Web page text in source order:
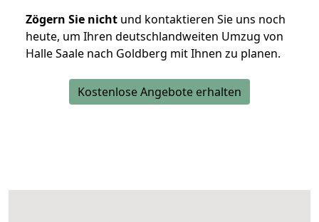
Zögern Sie nicht und kontaktieren Sie uns noch
heute, um Ihren deutschlandweiten Umzug von
Halle Saale nach Goldberg mit Ihnen zu planen.
Kostenlose Angebote erhalten